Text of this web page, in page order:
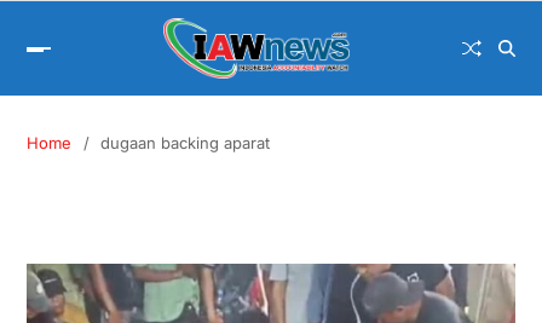
Home dugaan backing aparat